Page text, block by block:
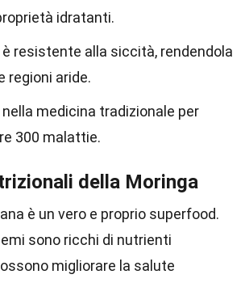
idratanti.
è resistente alla siccità, rendendola
regioni aride.
medicina tradizionale per
300 malattie.
della Moringa
è un vero e proprio superfood.
sono ricchi di nutrienti
migliorare la salute